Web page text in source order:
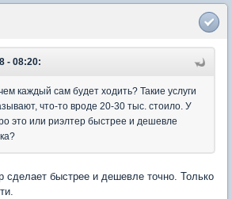
- 08:20:
каждый сам будет ходить? Такие услуги
что-то вроде 20-30 тыс. стоило. У
это или риэлтер быстрее и дешевле
сделает быстрее и дешевле точно. Только